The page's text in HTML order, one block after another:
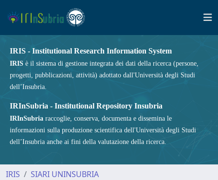
IRIS - Institutional Research Information System
IRIS è il sistema di gestione integrata dei dati della ricerca (persone,
progetti, pubblicazioni, attività) adottato dall'Università degli Studi
dell’Insubria.
IRInSubria - Institutional Repository Insubria
IRInSubria raccoglie, conserva, documenta e dissemina le
informazioni sulla produzione scientifica dell'Università degli Studi
dell’Insubria anche ai fini della valutazione della ricerca.
IRIS
SIARI UNINSUBRIA